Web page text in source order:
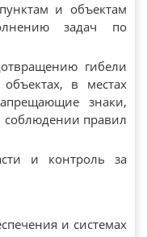
и объектам
задач по
гибели
в местах
знаки,
соблюдении правил
и контроль за
и системах